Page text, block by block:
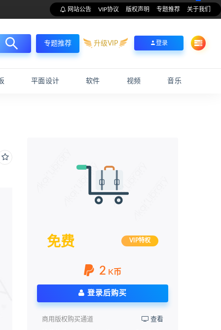
网站公告 VIP协议 版权声明 专题推荐 关于我们
专题推荐 升级VIP 登录
平面设计 软件 视频 音乐
免费 VIP特权
2 K币
登录后购买
商用版权购买通道 查看